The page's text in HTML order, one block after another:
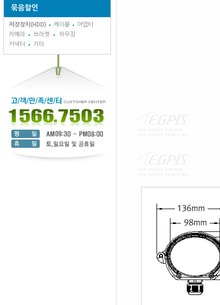
묶음할인
저장장치(HDD) 케이블
어뎁터
카메라
브라켓
하우징
커넥터
기타